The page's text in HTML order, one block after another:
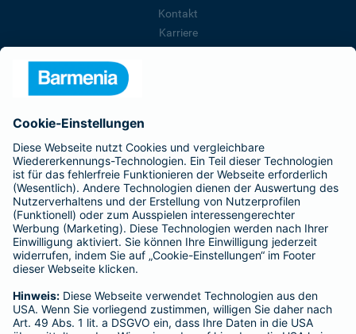
Kontakt
Karriere
Barmenia ist Teil der BarmeniaGothaer
BELIEBTE SEITEN
Kranken-Zusatzversicherung
Tierversicherungen
Haftpflichtversicherung
Hausratversicherung
Adresse ändern
Schaden melden